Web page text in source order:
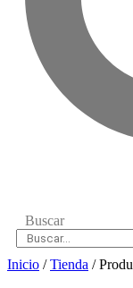
Buscar
Inicio /Tienda /